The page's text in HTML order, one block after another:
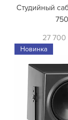
Студийный
Price
27 700
Новинка